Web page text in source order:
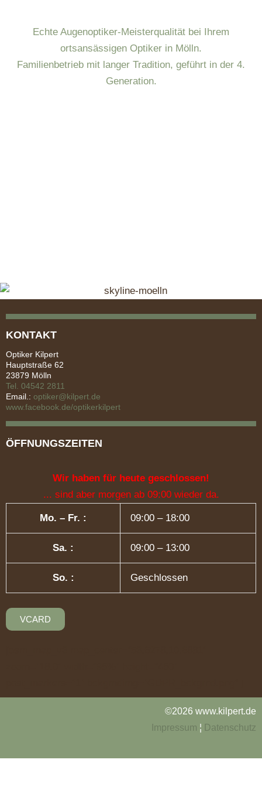
Echte Augenoptiker-Meisterqualität bei Ihrem
ortsansässigen Optiker in Mölln.
Familienbetrieb mit langer Tradition, geführt in der 4.
Generation.
KONTAKT
Optiker Kilpert
Hauptstraße 62
23879 Mölln
Tel. 04542 2811
Email.: optiker@kilpert.de
www.facebook.de/optikerkilpert
ÖFFNUNGSZEITEN
Wir haben für heute geschlossen!
... sind aber morgen ab 09:00 wieder da.
Mo. – Fr. : 09:00 – 18:00
Sa. : 09:00 – 13:00
So. : Geschlossen
VCARD
©2026 www.kilpert.de
Impressum ¦ Datenschutz